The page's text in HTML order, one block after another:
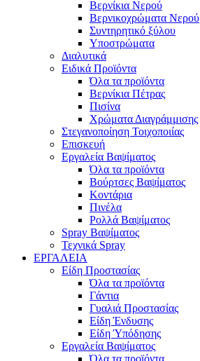
Βερνίκια Νερού
Βερνικοχρώματα Νερού
Συντηρητικό ξύλου
Υποστρώματα
Διαλυτικά
Ειδικά Προϊόντα
Όλα τα προϊόντα
Βερνίκια Πέτρας
Πισίνα
Χρώματα Διαγράμμισης
Στεγανοποίηση Τοιχοποιίας
Επισκευή
Εργαλεία Βαψίματος
Όλα τα προϊόντα
Βούρτσες Βαψίματος
Κοντάρια
Πινέλα
Ρολλά Βαψίματος
Spray Βαψίματος
Τεχνικά Spray
ΕΡΓΑΛΕΙΑ
Είδη Προστασίας
Όλα τα προϊόντα
Γάντια
Γυαλιά Προστασίας
Είδη Ένδυσης
Είδη Ύπόδησης
Εργαλεία Βαψίματος
Όλα τα προϊόντα